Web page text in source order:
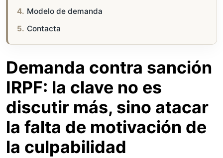
Modelo de demanda
Contacta
Demanda contra sanción
IRPF: la clave no es
discutir más, sino atacar
la falta de motivación de
la culpabilidad